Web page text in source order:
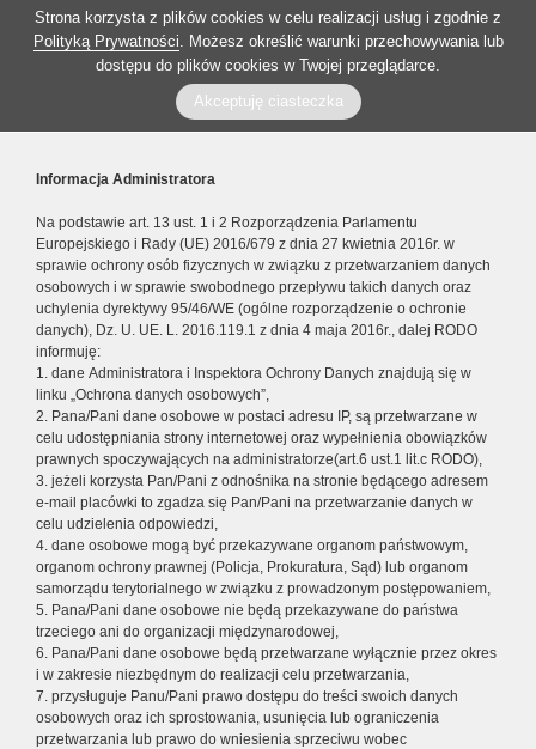
Strona korzysta z plików cookies w celu realizacji usług i zgodnie z
Polityką Prywatności. Możesz określić warunki przechowywania lub
dostępu do plików cookies w Twojej przeglądarce.
Akceptuję ciasteczka
Informacja Administratora
Na podstawie art. 13 ust. 1 i 2 Rozporządzenia Parlamentu
Europejskiego i Rady (UE) 2016/679 z dnia 27 kwietnia 2016r. w
sprawie ochrony osób fizycznych w związku z przetwarzaniem danych
osobowych i w sprawie swobodnego przepływu takich danych oraz
uchylenia dyrektywy 95/46/WE (ogólne rozporządzenie o ochronie
danych), Dz. U. UE. L. 2016.119.1 z dnia 4 maja 2016r., dalej RODO
informuję:
1. dane Administratora i Inspektora Ochrony Danych znajdują się w
linku „Ochrona danych osobowych”,
2. Pana/Pani dane osobowe w postaci adresu IP, są przetwarzane w
celu udostępniania strony internetowej oraz wypełnienia obowiązków
prawnych spoczywających na administratorze(art.6 ust.1 lit.c RODO),
3. jeżeli korzysta Pan/Pani z odnośnika na stronie będącego adresem
e-mail placówki to zgadza się Pan/Pani na przetwarzanie danych w
celu udzielenia odpowiedzi,
4. dane osobowe mogą być przekazywane organom państwowym,
organom ochrony prawnej (Policja, Prokuratura, Sąd) lub organom
samorządu terytorialnego w związku z prowadzonym postępowaniem,
5. Pana/Pani dane osobowe nie będą przekazywane do państwa
trzeciego ani do organizacji międzynarodowej,
6. Pana/Pani dane osobowe będą przetwarzane wyłącznie przez okres
i w zakresie niezbędnym do realizacji celu przetwarzania,
7. przysługuje Panu/Pani prawo dostępu do treści swoich danych
osobowych oraz ich sprostowania, usunięcia lub ograniczenia
przetwarzania lub prawo do wniesienia sprzeciwu wobec